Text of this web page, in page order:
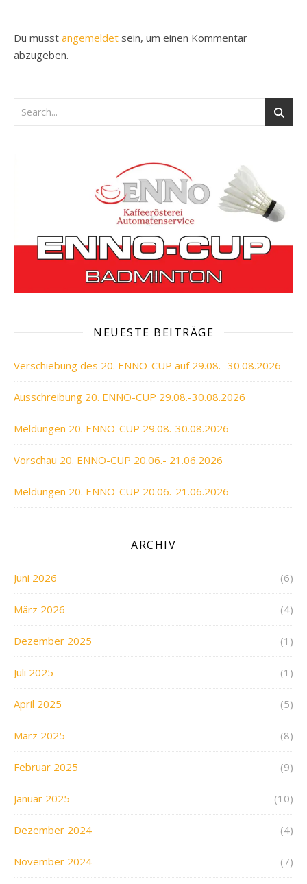
Du musst angemeldet sein, um einen Kommentar
abzugeben.
NEUESTE BEITRÄGE
Verschiebung des 20. ENNO-CUP auf 29.08.- 30.08.2026
Ausschreibung 20. ENNO-CUP 29.08.-30.08.2026
Meldungen 20. ENNO-CUP 29.08.-30.08.2026
Vorschau 20. ENNO-CUP 20.06.- 21.06.2026
Meldungen 20. ENNO-CUP 20.06.-21.06.2026
ARCHIV
Juni 2026 (6)
März 2026 (4)
Dezember 2025 (1)
Juli 2025 (1)
April 2025 (5)
März 2025 (8)
Februar 2025 (9)
Januar 2025 (10)
Dezember 2024 (4)
November 2024 (7)